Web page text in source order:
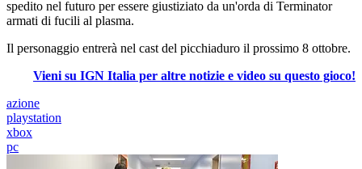
spedito nel futuro per essere giustiziato da un'orda di Terminator
armati di fucili al plasma.
Il personaggio entrerà nel cast del picchiaduro il prossimo 8 ottobre.
Vieni su IGN Italia per altre notizie e video su questo gioco!
azione
playstation
xbox
pc